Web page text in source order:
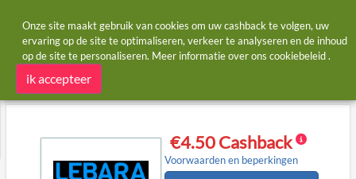
Startpagina Winkels Lebara
Lebara cashback
€4.50 Cashback
Voorwaarden en beperkingen
Onze site maakt gebruik van cookies om uw cashback te volgen, uw
ervaring op de site te optimaliseren, verkeer te analyseren en de inhoud
op de site te personaliseren. Meer informatie over ons cookiebeleid.
ik accepteer